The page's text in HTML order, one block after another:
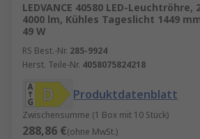
LEDVANCE 40580 LED-Leuchtröhre,
4000 lm, Kühles Tageslicht 1449
49 W
RS Best.-Nr. 285-9924
Herst. Teile-Nr. 4058075824218
Produktdatenblatt
Zwischensumme (1 Box mit 10 Stück)
288,86 €(ohne MwSt.)